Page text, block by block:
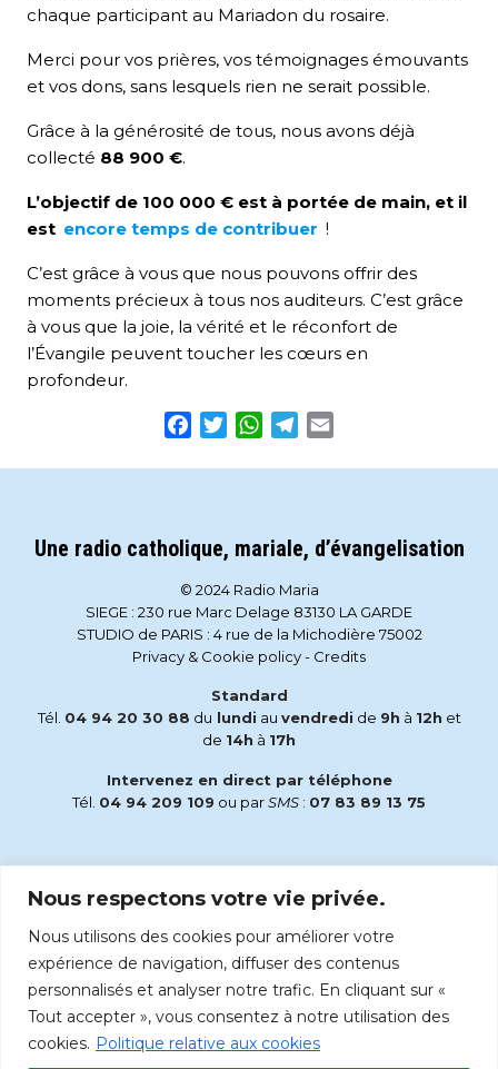
Nous respectons votre vie privée.
Nous utilisons des cookies pour améliorer votre
expérience de navigation, diffuser des contenus
personnalisés et analyser notre trafic. En cliquant sur «
Tout accepter », vous consentez à notre utilisation des
cookies. Politique relative aux cookies
chaque participant au Mariadon du rosaire.
Merci pour vos prières, vos témoignages émouvants
et vos dons, sans lesquels rien ne serait possible.
Grâce à la générosité de tous, nous avons déjà
collecté 88 900 €.
L’objectif de 100 000 € est à portée de main, et il
est encore temps de contribuer !
C’est grâce à vous que nous pouvons offrir des
moments précieux à tous nos auditeurs. C’est grâce
à vous que la joie, la vérité et le réconfort de
l’Évangile peuvent toucher les cœurs en
profondeur.
Facebook
TwitterWhatsApp
Telegram
Une radio catholique, mariale, d’évangelisation
© 2024 Radio Maria
SIEGE : 230 rue Marc Delage 83130 LA GARDE
STUDIO de PARIS : 4 rue de la Michodière 75002
Privacy & Cookie policy- Credits
Standard
Tél. 04 94 20 30 88 du lundi au vendredi de 9h à 12h et
de 14h à 17h
Intervenez en direct par téléphone
Tél. 04 94 209 109 ou parSMS : 07 83 89 13 75
accueil@radiomaria.fr
Écoutez Radio Maria sur :